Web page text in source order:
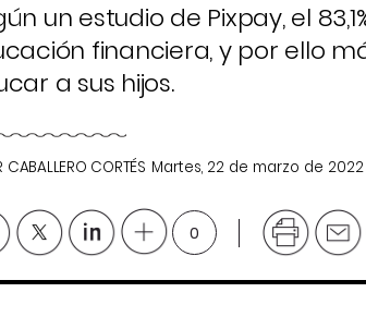
un estudio de Pixpay, el
financiera, y por ello
a sus hijos.
CABALLERO CORTÉS Martes, 22 de marzo de 2022
0